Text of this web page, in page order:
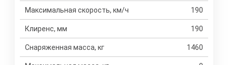
Максимальная скорость, км/ч 190
Клиренс, мм 190
Снаряженная масса, кг 1460